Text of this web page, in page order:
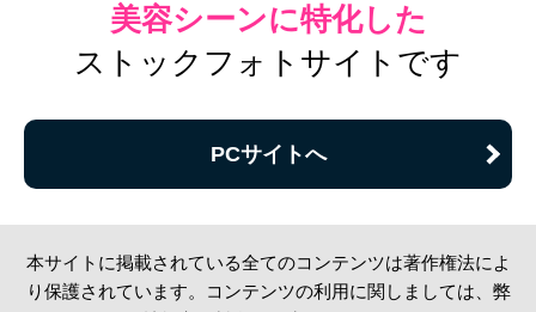
美容シーンに特化した
ストックフォトサイトです
PCサイトへ
本サイトに掲載されている全てのコンテンツは著作権法によ
り保護されています。コンテンツの利用に関しましては、弊